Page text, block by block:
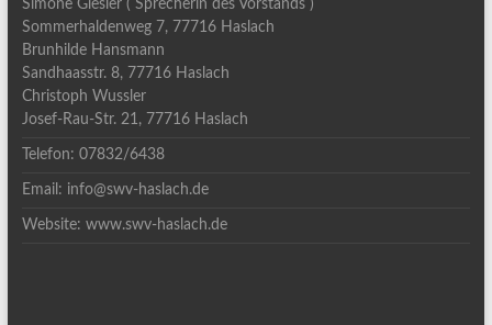
Simone Giesler ( Sprecherin des Vorstands )
Sommerhaldenweg 7, 77716 Haslach
Brunhilde Hansmann
Sandhaasstr. 8, 77716 Haslach
Christoph Wussler
Josef-Rau-Str. 21, 77716 Haslach
Telefon: 07832/6438
Email: info@swv-haslach.de
Website: www.swv-haslach.de